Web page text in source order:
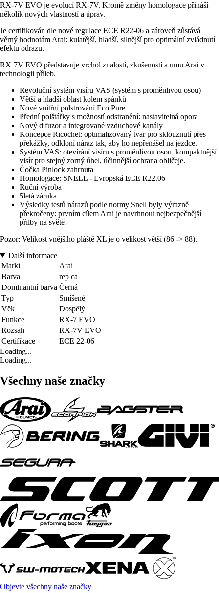
RX-7V EVO je evolucí RX-7V. Kromě změny homologace přináší
několik nových vlastností a úprav.
Je certifikován dle nové regulace ECE R22-06 a zároveň zůstává
věrný hodnotám Arai: kulatější, hladší, silnější pro optimální zvládnutí
efektu odrazu.
RX-7V EVO představuje vrchol znalostí, zkušeností a umu Arai v
technologii přileb.
Revoluční systém visíru VAS (systém s proměnlivou osou)
Větší a hladší oblast kolem spánků
Nové vnitřní polstrování Eco Pure
Přední polštářky s možností odstranění: nastavitelná opora
Nový difuzor a integrované vzduchové kanály
Koncepce Ricochet: optimalizovaný tvar pro sklouznutí přes
překážky, odkloní náraz tak, aby ho nepřenášel na jezdce.
Systém VAS: otevírání visíru s proměnlivou osou, kompaktnější
visír pro stejný zorný úhel, účinnější ochrana obličeje.
Čočka Pinlock zahrnuta
Homologace: SNELL - Evropská ECE R22.06
Ruční výroba
5letá záruka
Výsledky testů nárazů podle normy Snell byly výrazně
překročeny: prvním cílem Arai je navrhnout nejbezpečnější
přilby na světě!
Pozor: Velikost vnějšího pláště XL je o velikost větší (86 -> 88).
Další informace
Marki
Arai
Barva
rep ca
Dominantní barva Černá
Typ
Smíšené
Věk
Dospělý
Funkce
RX-7 EVO
Rozsah
RX-7V EVO
Certifikace
ECE 22-06
Loading...
Loading...
Všechny naše značky
Objevte všechny naše značky